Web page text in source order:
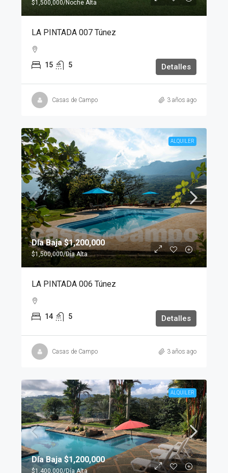
$1,500,000/Noche Alta
LA PINTADA 007 Túnez
15 5 Detalles
Casas de Campo 3 años ago
ALQUILER
Día Baja$1,200,000
$1,500,000/Día Alta
LA PINTADA 006 Túnez
14 5 Detalles
Casas de Campo 3 años ago
ALQUILER
Día Baja$1,200,000
$1,400,000/Día Alta